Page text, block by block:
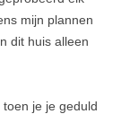
mijn plannen
dit huis alleen
je je geduld